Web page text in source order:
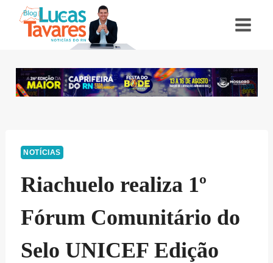
NOTÍCIAS
Riachuelo realiza 1º
Fórum Comunitário do
Selo UNICEF Edição